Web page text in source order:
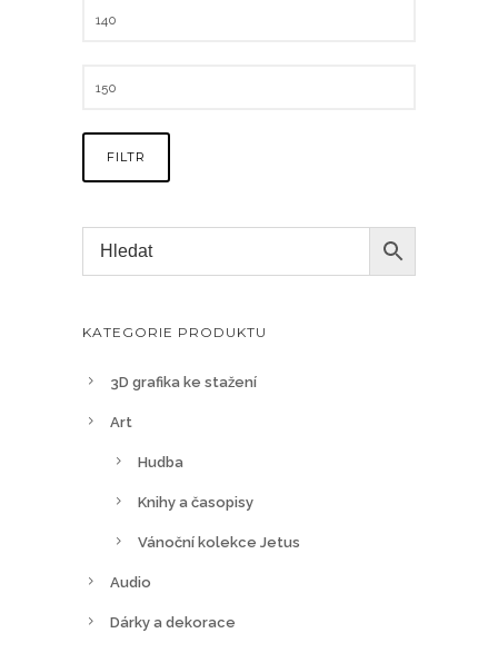
FILTR
KATEGORIE PRODUKTU
3D grafika ke stažení
Art
Hudba
Knihy a časopisy
Vánoční kolekce Jetus
Audio
Dárky a dekorace